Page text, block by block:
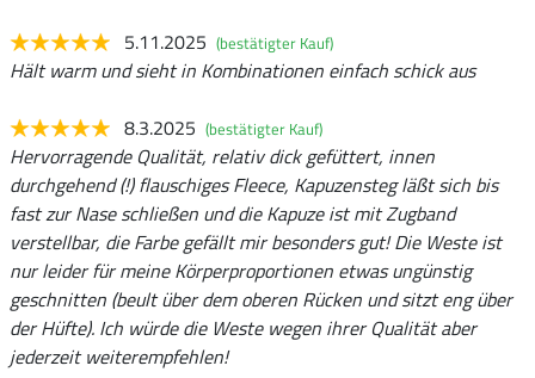
5.11.2025 (bestätigter Kauf)
Hält warm und sieht in Kombinationen einfach schick aus
8.3.2025 (bestätigter Kauf)
Hervorragende Qualität, relativ dick gefüttert, innen
durchgehend (!) flauschiges Fleece, Kapuzensteg läßt sich bis
fast zur Nase schließen und die Kapuze ist mit Zugband
verstellbar, die Farbe gefällt mir besonders gut! Die Weste ist
nur leider für meine Körperproportionen etwas ungünstig
geschnitten (beult über dem oberen Rücken und sitzt eng über
der Hüfte). Ich würde die Weste wegen ihrer Qualität aber
jederzeit weiterempfehlen!